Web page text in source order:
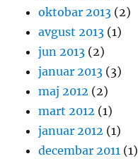
oktobar 2013 (2)
avgust 2013 (1)
jun 2013 (2)
januar 2013 (3)
maj 2012 (2)
mart 2012 (1)
januar 2012 (1)
decembar 2011 (1)